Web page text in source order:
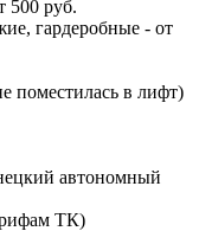
500 руб.
гардеробные - от
поместилась в лифт)
автономный
ТК)